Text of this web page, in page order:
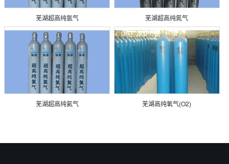
芜湖超高纯氩气 芜湖超高纯氮气
芜湖超高纯氦气 芜湖高纯氧气(O2)